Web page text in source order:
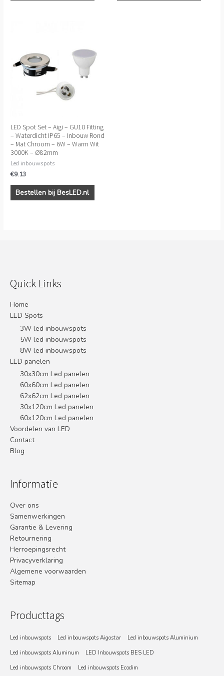
LED Spot Set – Aigi – GU10 Fitting
– Waterdicht IP65 – Inbouw Rond
– Mat Chroom – 6W – Warm Wit
3000K – Ø82mm
Led inbouwspots
€9.13
Bestellen bij BesLED.nl
Quick Links
Home
LED Spots
3W led inbouwspots
5W led inbouwspots
8W led inbouwspots
LED panelen
30x30cm Led panelen
60x60cm Led panelen
62x62cm Led panelen
30x120cm Led panelen
60x120cm Led panelen
Voordelen van LED
Contact
Blog
Informatie
Over ons
Samenwerkingen
Garantie & Levering
Retournering
Herroepingsrecht
Privacyverklaring
Algemene voorwaarden
Sitemap
Producttags
Led inbouwspots Led inbouwspots Aigostar
Led inbouwspots Aluminium
Led inbouwspots Aluminum
LED Inbouwspots BES LED
Led inbouwspots Chroom
Led inbouwspots Ecodim